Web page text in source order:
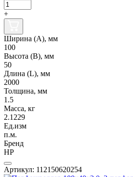
+
Ширина (А), мм
100
Высота (В), мм
50
Длина (L), мм
2000
Толщина, мм
1.5
Масса, кг
2.1229
Ед.изм
п.м.
Бренд
НР
Артикул: 112150620254